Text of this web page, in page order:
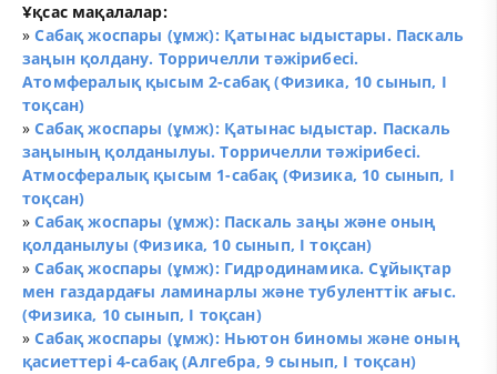
Ұқсас мақалалар:
»Сабақ жоспары (ұмж): Қатынас ыдыстары. Паскаль
заңын қолдану. Торричелли тәжірибесі.
Атомфералық қысым 2-сабақ (Физика, 10 сынып, I
тоқсан)
»Сабақ жоспары (ұмж): Қатынас ыдыстар. Паскаль
заңының қолданылуы. Торричелли тәжірибесі.
Атмосфералық қысым 1-сабақ (Физика, 10 сынып, I
тоқсан)
»Сабақ жоспары (ұмж): Паскаль заңы және оның
қолданылуы (Физика, 10 сынып, I тоқсан)
»Сабақ жоспары (ұмж): Гидродинамика. Сұйықтар
мен газдардағы ламинарлы және тубуленттік ағыс.
(Физика, 10 сынып, I тоқсан)
»Сабақ жоспары (ұмж): Ньютон биномы және оның
қасиеттері 4-сабақ (Алгебра, 9 сынып, I тоқсан)